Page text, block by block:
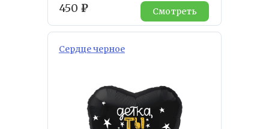
450 ₽ Смотреть
Сердце черное